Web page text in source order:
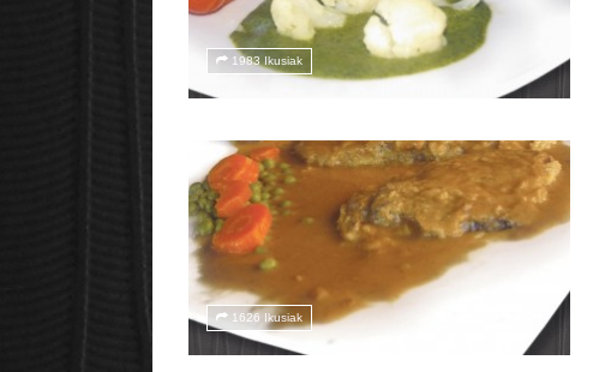
1983 Ikusiak
1626 Ikusiak